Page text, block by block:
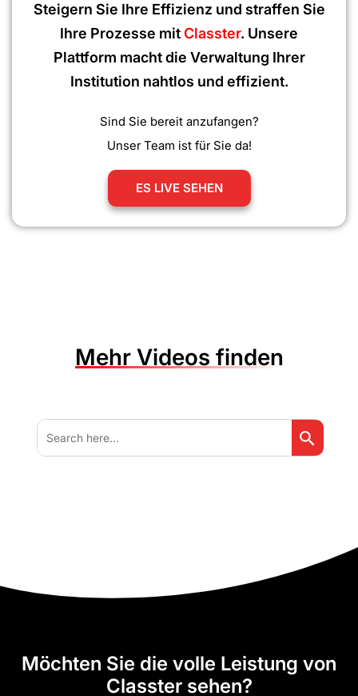
Steigern Sie Ihre Effizienz und straffen Sie
Ihre Prozesse mitClasster. Unsere
Plattform macht die Verwaltung Ihrer
Institution nahtlos und effizient.
Sind Sie bereit anzufangen?
Unser Team ist für Sie da!
ES LIVE SEHEN
Mehr Videos finden
Search
for:
Search
Möchten Sie die volle Leistung von
Classter sehen?